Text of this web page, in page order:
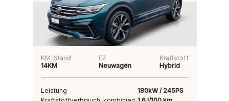
KM-Stand
14KM
EZ
Neuwagen
Kraftstoff
Hybrid
Leistung
180kW / 245PS